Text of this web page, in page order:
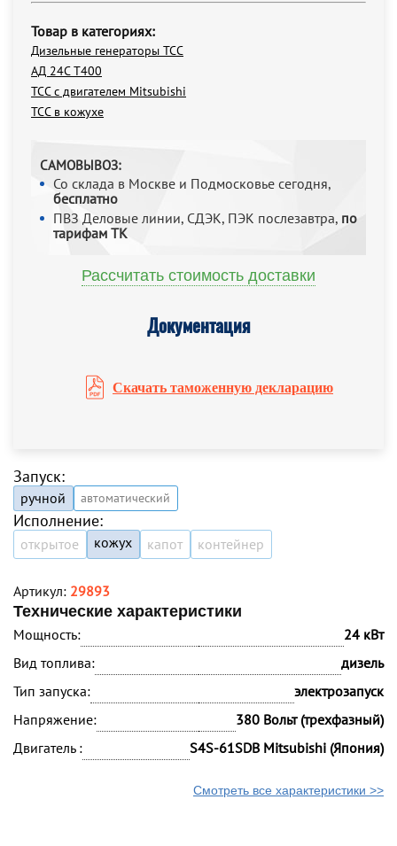
Товар в категориях:
Дизельные генераторы ТСС
АД 24С Т400
ТСС с двигателем Mitsubishi
ТСС в кожухе
САМОВЫВОЗ:
Со склада в Москве и Подмосковье сегодня,
бесплатно
ПВЗ Деловые линии, СДЭК, ПЭК послезавтра, по
тарифам ТК
Рассчитать стоимость доставки
Документация
Скачать таможенную декларацию
Запуск:
ручной автоматический
Исполнение:
открытое кожух капот контейнер
Артикул: 29893
Технические характеристики
Мощность:
24 кВт
Вид топлива:
дизель
Тип запуска:
электрозапуск
Напряжение:
380 Вольт (трехфазный)
Двигатель :
S4S-61SDB Mitsubishi (Япония)
Смотреть все характеристики >>